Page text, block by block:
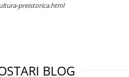
preistorica.html
BLOG